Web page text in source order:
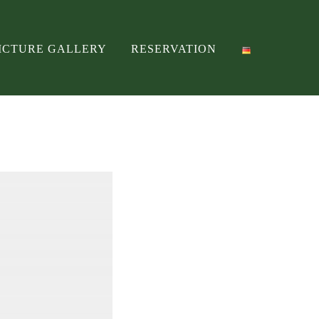
GALLERY RESERVATION